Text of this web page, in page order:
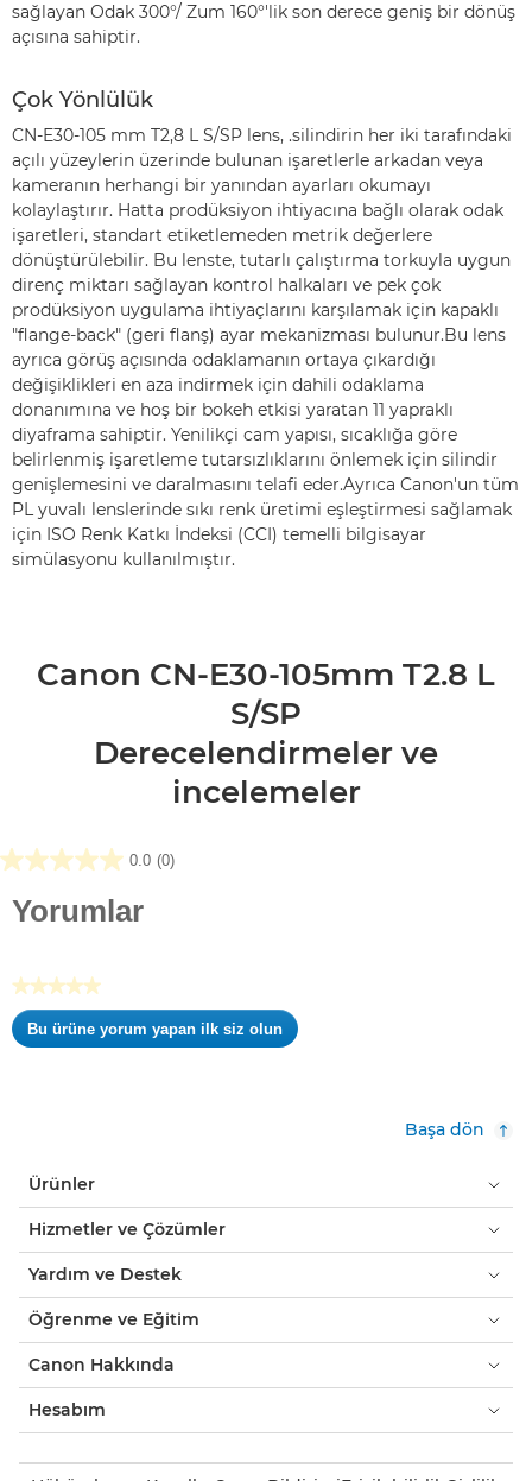
sağlayan Odak 300°/ Zum 160°'lik son derece geniş bir dönüş
açısına sahiptir.
Çok Yönlülük
CN-E30-105 mm T2,8 L S/SP lens, .silindirin her iki tarafındaki
açılı yüzeylerin üzerinde bulunan işaretlerle arkadan veya
kameranın herhangi bir yanından ayarları okumayı
kolaylaştırır. Hatta prodüksiyon ihtiyacına bağlı olarak odak
işaretleri, standart etiketlemeden metrik değerlere
dönüştürülebilir. Bu lenste, tutarlı çalıştırma torkuyla uygun
direnç miktarı sağlayan kontrol halkaları ve pek çok
prodüksiyon uygulama ihtiyaçlarını karşılamak için kapaklı
"flange-back" (geri flanş) ayar mekanizması bulunur.Bu lens
ayrıca görüş açısında odaklamanın ortaya çıkardığı
değişiklikleri en aza indirmek için dahili odaklama
donanımına ve hoş bir bokeh etkisi yaratan 11 yapraklı
diyaframa sahiptir. Yenilikçi cam yapısı, sıcaklığa göre
belirlenmiş işaretleme tutarsızlıklarını önlemek için silindir
genişlemesini ve daralmasını telafi eder.Ayrıca Canon'un tüm
PL yuvalı lenslerinde sıkı renk üretimi eşleştirmesi sağlamak
için ISO Renk Katkı İndeksi (CCI) temelli bilgisayar
simülasyonu kullanılmıştır.
Canon CN-E30-105mm T2.8 L
S/SP
Derecelendirmeler ve
incelemeler
0.0 (0)
0.0/5
Yorumlar
★★★★★
Değerlendirme
değeriBu ürüne yorum yapan ilk siz olun
.
kutusu
açar.
Başa dön
Ürünler
Hizmetler ve Çözümler
Yardım ve Destek
Öğrenme ve Eğitim
Canon Hakkında
Hesabım